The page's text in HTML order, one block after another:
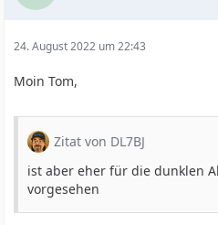
24. August 2022 um 22:43
Moin Tom,
Zitat von DL7BJ
ist aber eher für die dunklen
vorgesehen